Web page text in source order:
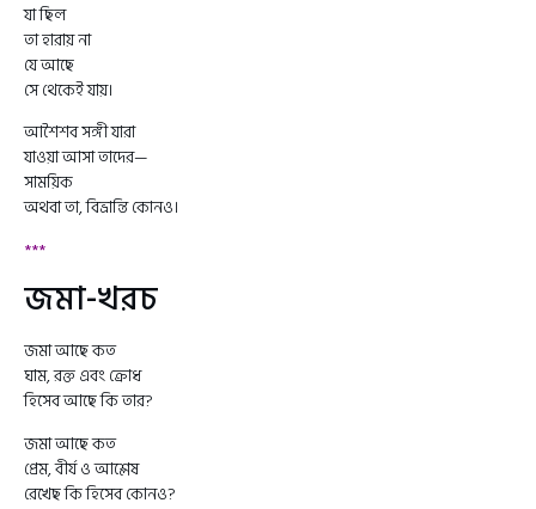
যা ছিল
তা হারায় না
যে আছে
সে থেকেই যায়।
আশৈশব সঙ্গী যারা
যাওয়া আসা তাদের—
সাময়িক
অথবা তা, বিভ্রান্তি কোনও।
***
জমা-খরচ
জমা আছে কত
ঘাম, রক্ত এবং ক্রোধ
হিসেব আছে কি তার?
জমা আছে কত
প্রেম, বীর্য ও আশ্লেষ
রেখেছ কি হিসেব কোনও?